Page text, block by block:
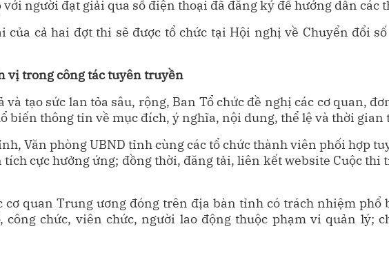
người đạt giải qua số điện thoại đã đăng ký để hướng dẫn các
của cả hai đợt thi sẽ được tổ chức tại Hội nghị về Chuyển đổi số
vị trong công tác tuyên truyền
tạo sức lan tỏa sâu, rộng, Ban Tổ chức đề nghị các cơ quan,
biến thông tin về mục đích, ý nghĩa, nội dung, thể lệ và thời gian
Văn phòng UBND tỉnh cùng các tổ chức thành viên phối hợp
cực hưởng ứng; đồng thời, đăng tải, liên kết website Cuộc thi
cơ quan Trung ương đóng trên địa bàn tỉnh có trách nhiệm phổ
công chức, viên chức, người lao động thuộc phạm vi quản lý;